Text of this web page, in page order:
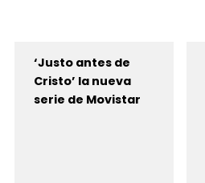
‘Justo antes de
Cristo’ la nueva
serie de Movistar